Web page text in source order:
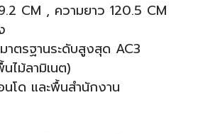
CM , ความยาว 120.5 CM
ตรฐานระดับสูงสุด AC3
ไม้ลามิเนต)
โด และพื้นสำนักงาน